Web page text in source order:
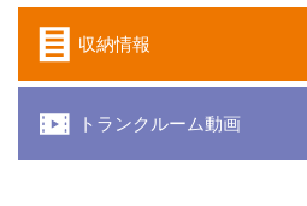
収納情報
トランクルーム動画